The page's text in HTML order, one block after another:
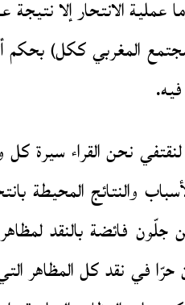
الانتحار إلا نتيجة
المغربي ككل)
نحن القراء
المحيطة
فائضة بالنقد
في نقد كل المظاهر